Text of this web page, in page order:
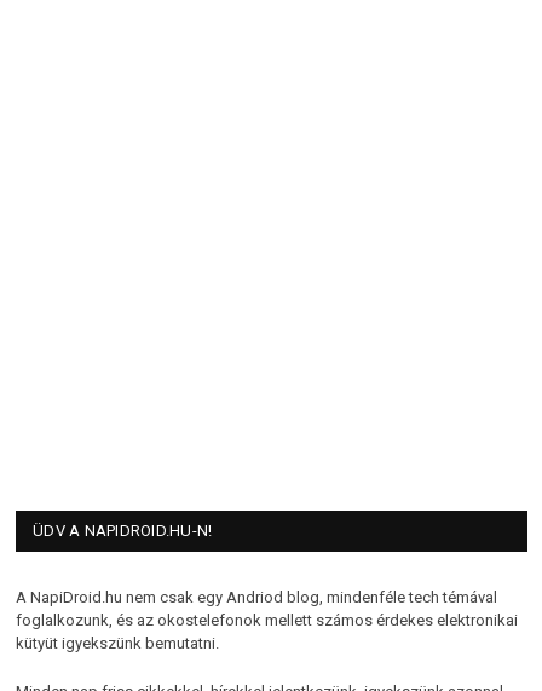
ÜDV A NAPIDROID.HU-N!
A NapiDroid.hu nem csak egy Andriod blog, mindenféle tech témával
foglalkozunk, és az okostelefonok mellett számos érdekes elektronikai
kütyüt igyekszünk bemutatni.